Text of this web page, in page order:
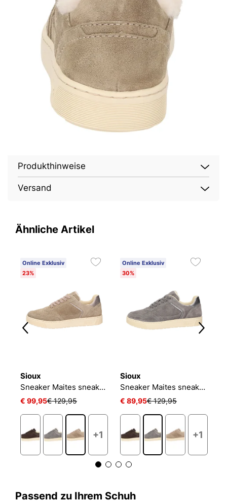
Produkthinweise
Versand
Ähnliche Artikel
Online Exklusiv
23%
Sioux
Sneaker Maites sneaker 004
€ 99,95€ 129,95
+1
Online Exklusiv
30%
Sioux
Sneaker Maites sneaker 004
€ 89,95€ 129,95
+1
Passend zu Ihrem Schuh